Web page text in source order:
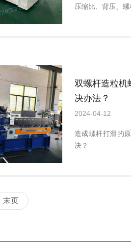
压缩比、背压、
双螺杆造粒机
决办法？
2024-04-12
造成螺杆打滑的
决？
末页